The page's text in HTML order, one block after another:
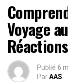
Voyage
Publié 6
ParAAS